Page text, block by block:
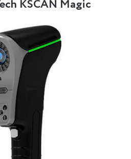
KSCAN Magic